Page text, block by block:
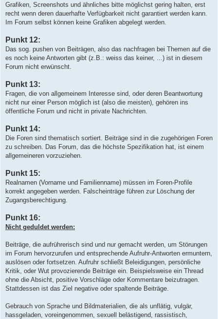
Grafiken, Screenshots und ähnliches bitte möglichst gering halten, erst
recht wenn deren dauerhafte Verfügbarkeit nicht garantiert werden kann.
Im Forum selbst können keine Grafiken abgelegt werden.
Punkt 12:
Das sog. pushen von Beiträgen, also das nachfragen bei Themen auf die
es noch keine Antworten gibt (z.B.: weiss das keiner, ...) ist in diesem
Forum nicht erwünscht.
Punkt 13:
Fragen, die von allgemeinem Interesse sind, oder deren Beantwortung
nicht nur einer Person möglich ist (also die meisten), gehören ins
öffentliche Forum und nicht in private Nachrichten.
Punkt 14:
Die Foren sind thematisch sortiert. Beiträge sind in die zugehörigen Foren
zu schreiben. Das Forum, das die höchste Spezifikation hat, ist einem
allgemeineren vorzuziehen.
Punkt 15:
Realnamen (Vorname und Familienname) müssen im Foren-Profile
korrekt angegeben werden. Falscheinträge führen zur Löschung der
Zugangsberechtigung.
Punkt 16:
Nicht geduldet werden:
Beiträge, die aufrührerisch sind und nur gemacht werden, um Störungen
im Forum hervorzurufen und entsprechende Aufruhr-Antworten ermuntern,
auslösen oder fortsetzen. Aufruhr schließt Beleidigungen, persönliche
Kritik, oder Wut provozierende Beiträge ein. Beispielsweise ein Thread
ohne die Absicht, positive Vorschläge oder Kommentare beizutragen.
Stattdessen ist das Ziel negative oder spaltende Beiträge.
Gebrauch von Sprache und Bildmaterialien, die als unflätig, vulgär,
hassgeladen, voreingenommen, sexuell belästigend, rassistisch,